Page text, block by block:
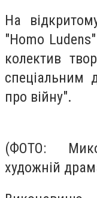
На
"Homo
колектив
спеціальним
про війну".
(ФОТО:
художній